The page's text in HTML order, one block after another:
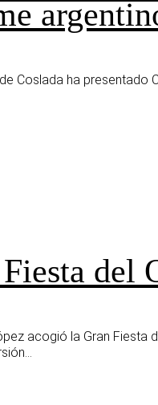
Coslada ha
del
acogió la Gran Fiesta